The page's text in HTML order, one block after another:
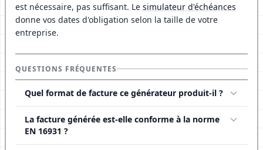
est nécessaire, pas suffisant. Le simulateur d'échéances
donne vos dates d'obligation selon la taille de votre
entreprise.
QUESTIONS FRÉQUENTES
Quel format de facture ce générateur produit-il ?
La facture générée est-elle conforme à la norme
EN 16931 ?